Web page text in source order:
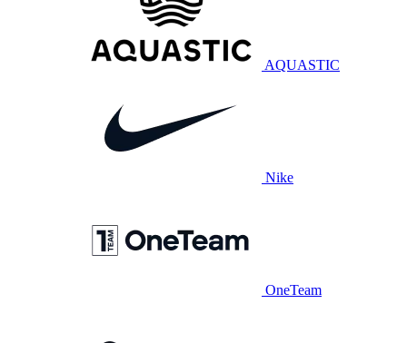
AQUASTIC
Nike
OneTeam